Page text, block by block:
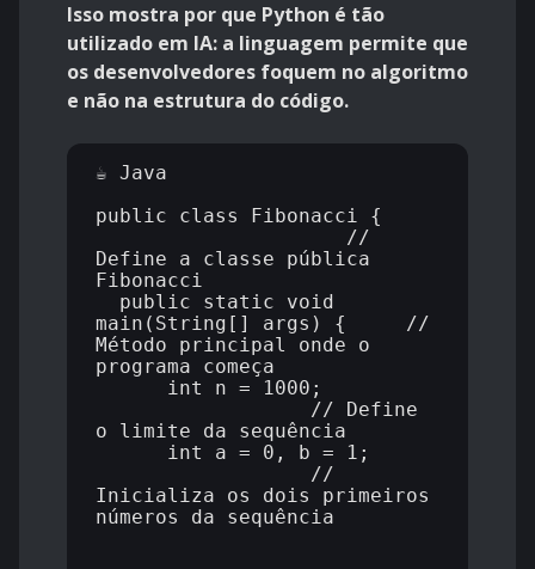
Isso mostra por que Python é tão
utilizado em IA: a linguagem permite que
os desenvolvedores foquem no algoritmo
e não na estrutura do código.
☕ Java
public class Fibonacci {
//
Define a classe pública
Fibonacci
public static void
main(String[] args) {     //
Método principal onde o
programa começa
int n = 1000;
// Define
o limite da sequência
int a = 0, b = 1;
//
Inicializa os dois primeiros
números da sequência